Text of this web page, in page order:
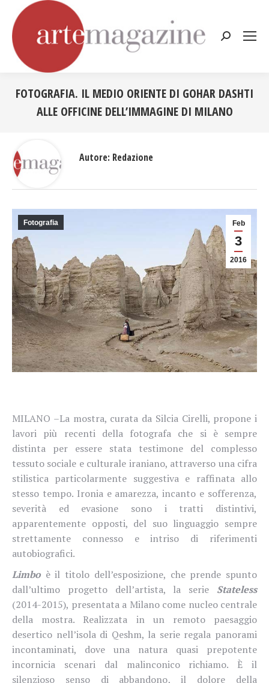
Cerca:
FOTOGRAFIA. IL MEDIO ORIENTE DI GOHAR DASHTI
ALLE OFFICINE DELL’IMMAGINE DI MILANO
Feb
3
2016
Fotografia
MILANO –La mostra, curata da Silcia Cirelli, propone i
lavori più recenti della fotografa che si è sempre
distinta per essere stata testimone del complesso
tessuto sociale e culturale iraniano, attraverso una cifra
stilistica particolarmente suggestiva e raffinata allo
stesso tempo. Ironia e amarezza, incanto e sofferenza,
severità ed evasione sono i tratti distintivi,
apparentemente opposti, del suo linguaggio sempre
strettamente connesso e intriso di riferimenti
autobiografici.
Limbo è il titolo dell’esposizione, che prende spunto
dall’ultimo progetto dell’artista, la serie Stateless
(2014-2015), presentata a Milano come nucleo centrale
della mostra. Realizzata in un remoto paesaggio
desertico nell’isola di Qeshm, la serie regala panorami
incontaminati, dove una natura quasi prepotente
incornicia scenari dal malinconico richiamo. È il
silenzioso senso di abbandono, il dolore della
Autore: Redazione